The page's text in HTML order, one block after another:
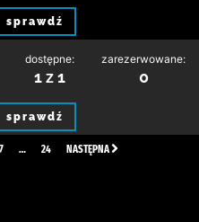
sprawdź
dostępne:
1 z 1
zarezerwowane:
0
sprawdź
7 … 24 NASTĘPNA